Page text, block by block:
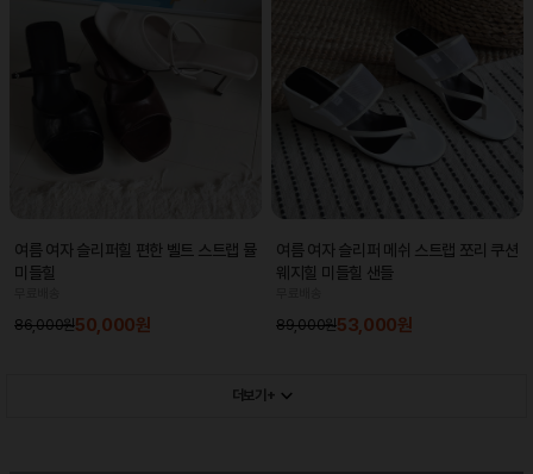
여름 여자 슬리퍼힐 편한 벨트 스트랩 뮬
미들힐
86,000원50,000원
여름 여자 슬리퍼 메쉬 스트랩 쪼리 쿠션
웨지힐 미들힐 샌들
89,000원53,000원
더보기+